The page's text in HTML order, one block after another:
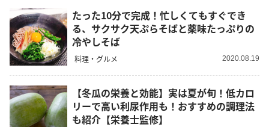
たった10分で完成！忙しくてもすぐでき
る、サクサク天ぷらそばと薬味たっぷりの
冷やしそば
料理・グルメ 2020.08.19
【冬瓜の栄養と効能】実は夏が旬！低カロ
リーで高い利尿作用も！おすすめの調理法
も紹介【栄養士監修】